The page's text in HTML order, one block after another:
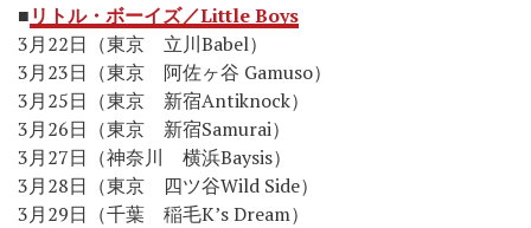
■リトル・ボーイズ／Little Boys
3月22日（東京 立川Babel）
3月23日（東京 阿佐ヶ谷 Gamuso）
3月25日（東京 新宿Antiknock）
3月26日（東京 新宿Samurai）
3月27日（神奈川 横浜Baysis）
3月28日（東京 四ツ谷Wild Side）
3月29日（千葉 稲毛K’s Dream）